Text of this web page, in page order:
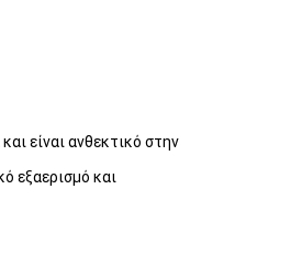
είναι ανθεκτικό στην
εξαερισμό και